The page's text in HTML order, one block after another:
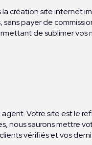
création site internet
payer de
de sublimer vos
Votre site est le
saurons mettre
vérifiés et vos